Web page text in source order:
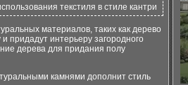
текстиля в стиле кантри
материалов, таких как дерево
придадут интерьеру загородного
дерева для придания полу
камнями дополнит стиль